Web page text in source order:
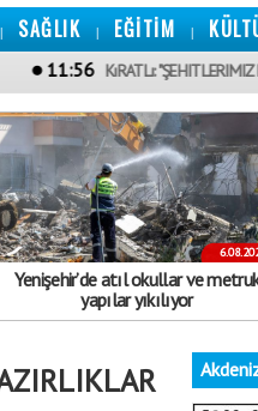
| SAĞLIK | EĞİTİM |
KıRATLı: "ŞEHITLERIMIZIN
Yenişehir’de atıl okullar ve
yapılar yıkılıyor